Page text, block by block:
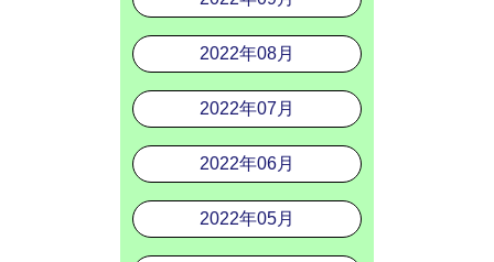
2022年08月
2022年07月
2022年06月
2022年05月